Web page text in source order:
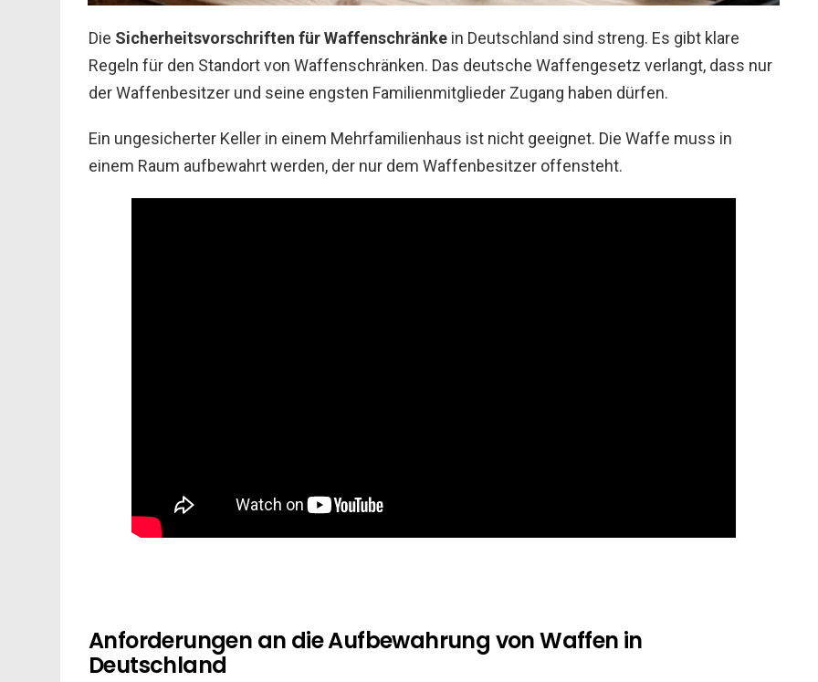
Die Sicherheitsvorschriften für Waffenschränke in Deutschland sind streng. Es gibt klare
Regeln für den Standort von Waffenschränken. Das deutsche Waffengesetz verlangt, dass nur
der Waffenbesitzer und seine engsten Familienmitglieder Zugang haben dürfen.
Ein ungesicherter Keller in einem Mehrfamilienhaus ist nicht geeignet. Die Waffe muss in
einem Raum aufbewahrt werden, der nur dem Waffenbesitzer offensteht.
Anforderungen an die Aufbewahrung von Waffen in
Deutschland